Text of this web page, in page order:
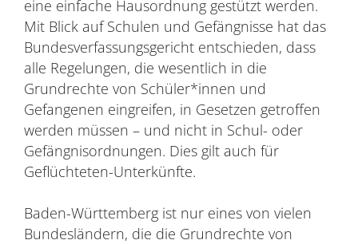
eine einfache Hausordnung gestützt werden.
Mit Blick auf Schulen und Gefängnisse hat das
Bundesverfassungsgericht entschieden, dass
alle Regelungen, die wesentlich in die
Grundrechte von Schüler*innen und
Gefangenen eingreifen, in Gesetzen getroffen
werden müssen – und nicht in Schul- oder
Gefängnisordnungen. Dies gilt auch für
Geflüchteten-Unterkünfte.
Baden-Württemberg ist nur eines von vielen
Bundesländern, die die Grundrechte von